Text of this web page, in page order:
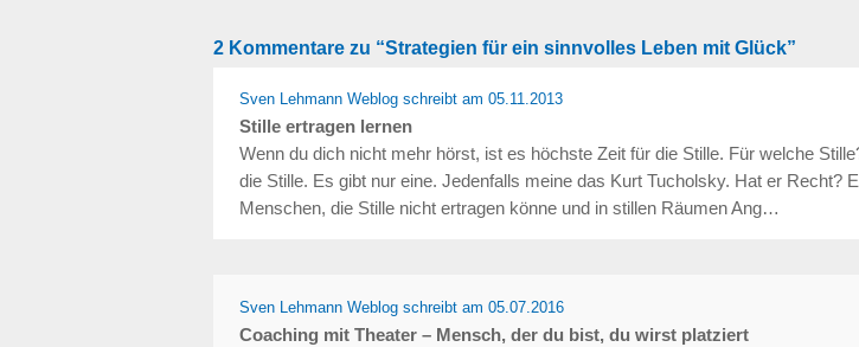
2 Kommentare zu “Strategien für ein sinnvolles Leben mit Glück”
Sven Lehmann Weblog schreibt am 05.11.2013
Stille ertragen lernen
Wenn du dich nicht mehr hörst, ist es höchste Zeit für die Stille. Für welche
die Stille. Es gibt nur eine. Jedenfalls meine das Kurt Tucholsky. Hat er Recht?
Menschen, die Stille nicht ertragen könne und in stillen Räumen Ang…
Sven Lehmann Weblog schreibt am 05.07.2016
Coaching mit Theater – Mensch, der du bist, du wirst platziert